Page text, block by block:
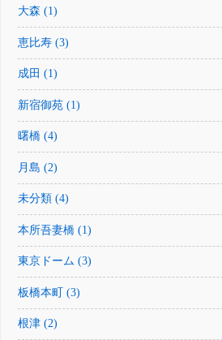
大森 (1)
恵比寿 (3)
成田 (1)
新宿御苑 (1)
曙橋 (4)
月島 (2)
未分類 (4)
本所吾妻橋 (1)
東京ドーム (3)
板橋本町 (3)
根津 (2)